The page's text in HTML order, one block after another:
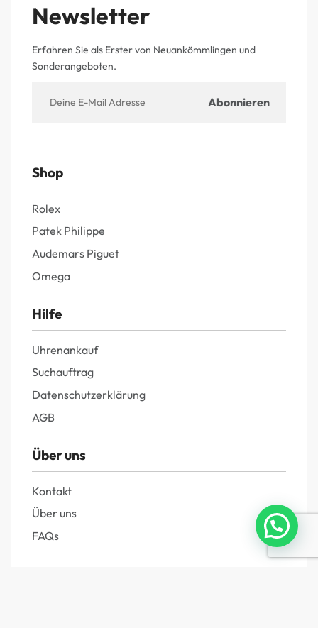
Newsletter
Erfahren Sie als Erster von Neuankömmlingen und
Sonderangeboten.
Shop
Rolex
Patek Philippe
Audemars Piguet
Omega
Hilfe
Uhrenankauf
Suchauftrag
Datenschutzerklärung
AGB
Über uns
Kontakt
Über uns
FAQs